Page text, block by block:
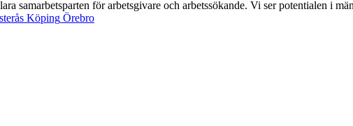
samarbetsparten för arbetsgivare och arbetssökande. Vi ser potentialen i
Köping Örebro